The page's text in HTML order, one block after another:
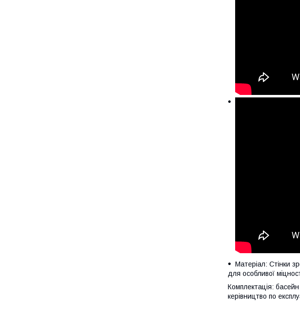
Матеріал: Стінки
для особливої
Комплектація:
керівництво по